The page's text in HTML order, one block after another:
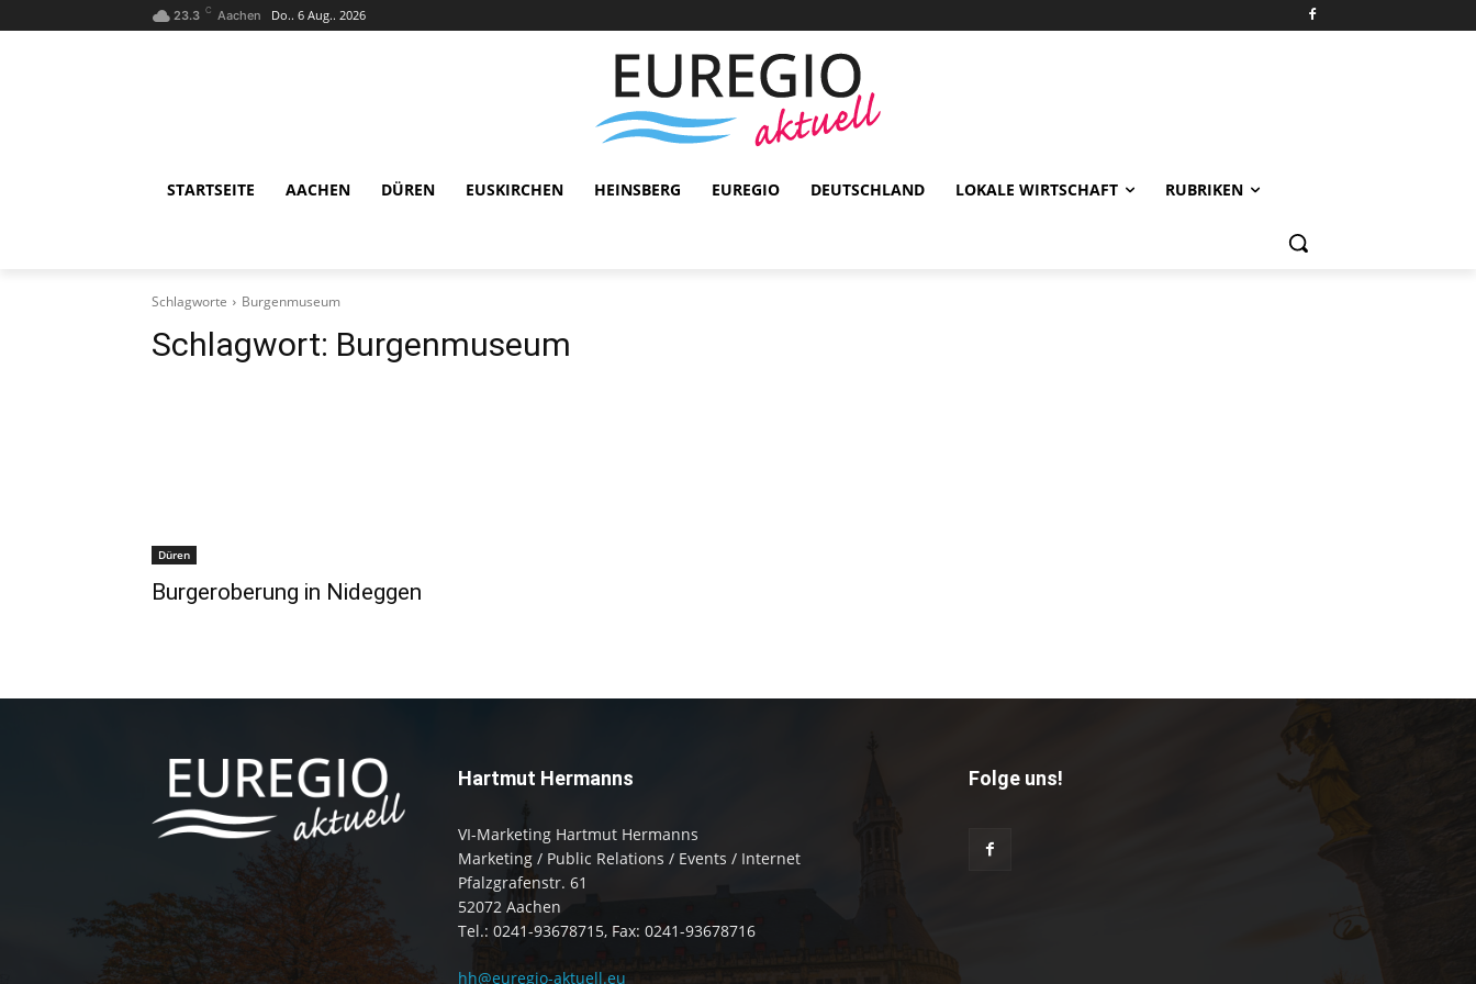
23.3 C Aachen Do.. 6 Aug.. 2026
STARTSEITE AACHEN DÜREN EUSKIRCHEN HEINSBERG EUREGIO DEUTSCHLAND LOKALE WIRTSCHAFT RUBRIKEN
Schlagworte Burgenmuseum
Schlagwort: Burgenmuseum
Düren
Burgeroberung in Nideggen
Hartmut Hermanns
VI-Marketing Hartmut Hermanns
Marketing / Public Relations / Events / Internet
Pfalzgrafenstr. 61
52072 Aachen
Tel.: 0241-93678715, Fax: 0241-93678716
hh@euregio-aktuell.eu
Folge uns!